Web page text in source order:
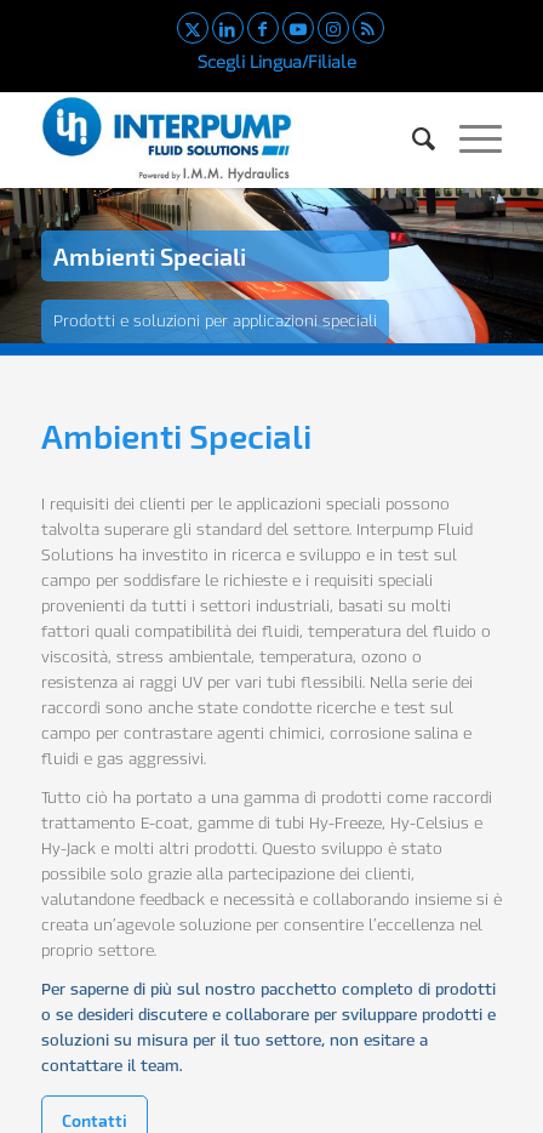
Scegli Lingua/Filiale
Ambienti Speciali
Prodotti e soluzioni per applicazioni speciali
Ambienti Speciali
I requisiti dei clienti per le applicazioni speciali possono
talvolta superare gli standard del settore. Interpump Fluid
Solutions ha investito in ricerca e sviluppo e in test sul
campo per soddisfare le richieste e i requisiti speciali
provenienti da tutti i settori industriali, basati su molti
fattori quali compatibilità dei fluidi, temperatura del fluido o
viscosità, stress ambientale, temperatura, ozono o
resistenza ai raggi UV per vari tubi flessibili. Nella serie dei
raccordi sono anche state condotte ricerche e test sul
campo per contrastare agenti chimici, corrosione salina e
fluidi e gas aggressivi.
Tutto ciò ha portato a una gamma di prodotti come raccordi
trattamento E-coat, gamme di tubi Hy-Freeze, Hy-Celsius e
Hy-Jack e molti altri prodotti. Questo sviluppo è stato
possibile solo grazie alla partecipazione dei clienti,
valutandone feedback e necessità e collaborando insieme si è
creata un’agevole soluzione per consentire l’eccellenza nel
proprio settore.
Per saperne di più sul nostro pacchetto completo di prodotti
o se desideri discutere e collaborare per sviluppare prodotti e
soluzioni su misura per il tuo settore, non esitare a
contattare il team.
Contatti